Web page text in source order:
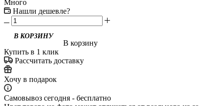
Много
Нашли дешевле?
В корзину
Купить в 1 клик
Рассчитать доставку
Хочу в подарок
Самовывоз сегодня - бесплатно